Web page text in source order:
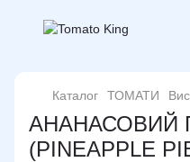
Каталог ТОМАТИ
АНАНАСОВИЙ
(PINEAPPLE